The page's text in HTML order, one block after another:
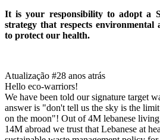
It is your responsibility to adopt a
strategy that respects environmental
to protect our health.
Atualização #28 anos atrás
Hello eco-warriors!
We have been told our signature target
answer is "don't tell us the sky is the
on the moon"! Out of 4M lebanese
14M abroad we trust that Lebanese at